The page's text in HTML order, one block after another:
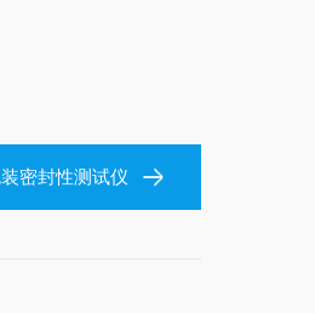
密封性测试仪